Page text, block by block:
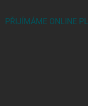
PŘIJÍMÁME ONLINE